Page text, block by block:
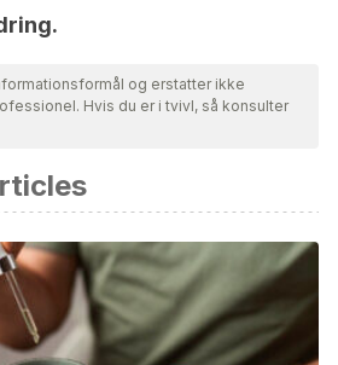
og erstatter ikke
Hvis du er i tvivl, så konsulter